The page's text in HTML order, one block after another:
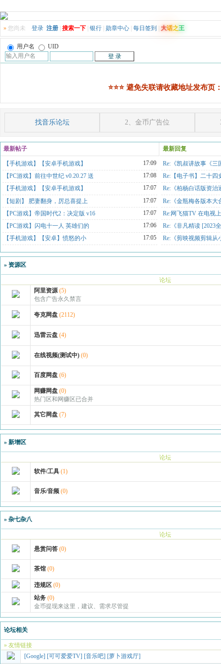
» 您尚未 登录 注册 搜索一下 银行 勋章中心 每日签到 大话之王
用户名 UID
⭐️⭐️⭐️ 避免失联请收藏地址发布页
找音乐论坛 2、金币广告位
最新帖子
17:09
【手机游戏】【安卓手机游戏】
17:08
【PC游戏】前往中世纪 v0.20.27 送
17:07
【手机游戏】【安卓手机游戏】
17:07
【短剧】 肥妻翻身，厉总喜提上
17:07
【PC游戏】帝国时代2：决定版 v16
17:06
【PC游戏】闪电十一人 英雄们的
17:05
【手机游戏】【安卓】愤怒的小
最新回复
Re:《凯叔讲故事《三
Re:【电子书】二十四
Re:《柏杨白话版资治
Re:《金瓶梅各版本大
Re:网飞猫TV 在电视
Re:《非凡精读 [2023
Re:《剪映视频剪辑从
» 资源区
论坛
阿里资源 (5)
包含广告永久禁言
夸克网盘 (2112)
迅雷云盘 (4)
在线视频(测试中) (0)
百度网盘 (6)
网赚网盘 (0)
热门区和网赚区已合并
其它网盘 (7)
» 新增区
论坛
软件/工具 (1)
音乐/音频 (0)
» 杂七杂八
论坛
悬赏问答 (0)
茶馆 (0)
违规区 (0)
站务 (0)
金币提现来这里，建议、需求尽管提
论坛相关
» 友情链接
[Google] [可可爱爱TV] [音乐吧] [萝卜游戏厅]